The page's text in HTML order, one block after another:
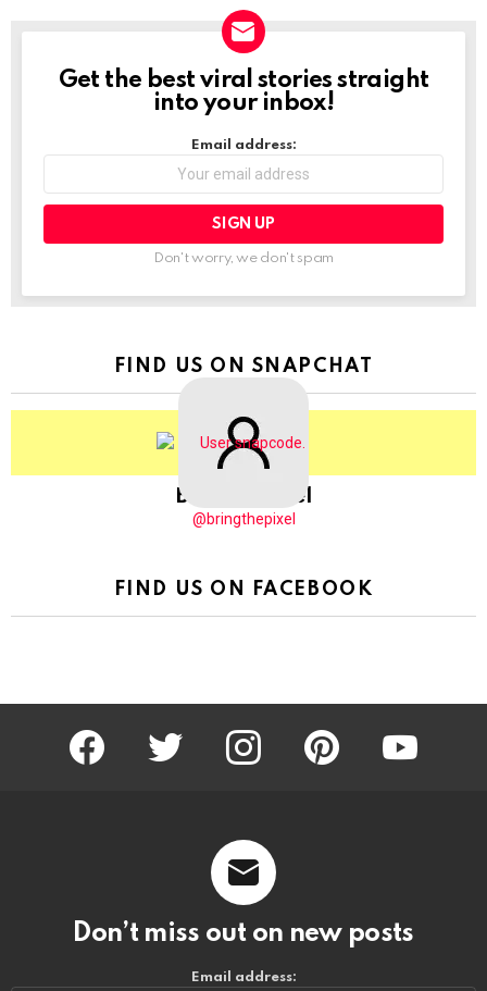
NEWSLETTER
Get the best viral stories straight
into your inbox!
Email address:
Don't worry, we don't spam
FIND US ON SNAPCHAT
BringThePixel
@bringthepixel
FIND US ON FACEBOOK
facebook twitter instagram pinterest youtube
Don’t miss out on new posts
Email address: